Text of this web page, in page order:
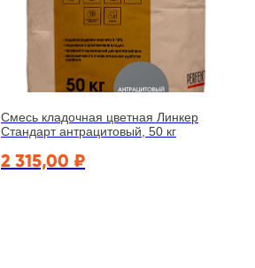
Смесь кладочная цветная Линкер
Стандарт антрацитовый, 50 кг
2 315,00 ₽